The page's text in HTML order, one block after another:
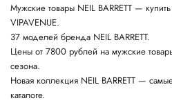
Мужские товары NEIL BARRETT —
VIPAVENUE.
37 моделей бренда NEIL BARRETT.
Цены от 7800 рублей на мужские
сезона.
Новая коллекция NEIL BARRETT —
каталоге.